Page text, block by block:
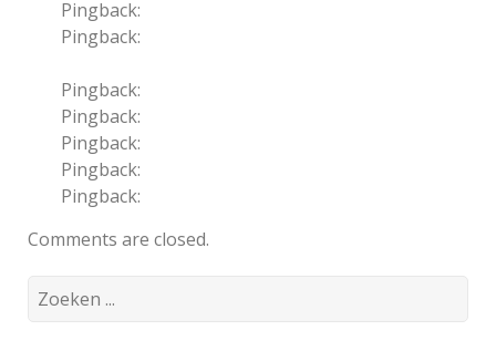
Pingback:
Pingback:
Pingback:
Pingback:
Pingback:
Pingback:
Pingback:
Comments are closed.
Search